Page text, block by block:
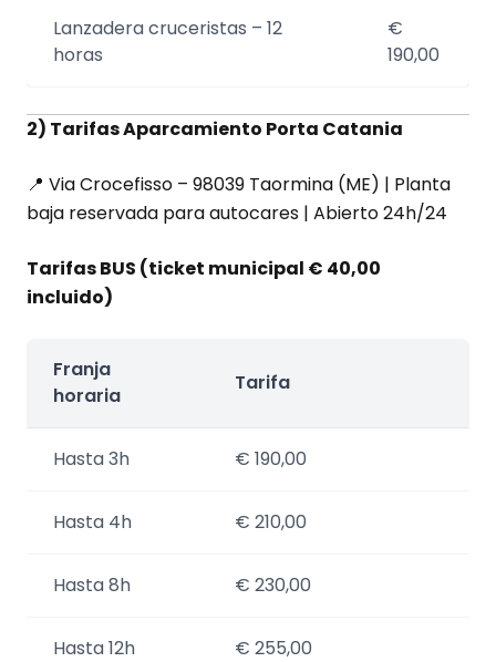
Lanzadera cruceristas – 12
horas
€
190,00
2) Tarifas Aparcamiento Porta Catania
📍 Via Crocefisso – 98039 Taormina (ME) | Planta
baja reservada para autocares | Abierto 24h/24
Tarifas BUS (ticket municipal € 40,00
incluido)
Franja
horaria
Tarifa
Hasta 3h € 190,00
Hasta 4h € 210,00
Hasta 8h € 230,00
Hasta 12h € 255,00